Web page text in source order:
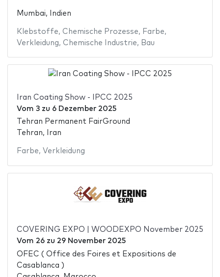
Mumbai, Indien
Klebstoffe, Chemische Prozesse, Farbe,
Verkleidung, Chemische Industrie, Bau
Iran Coating Show - IPCC 2025
Vom 3zu 6 Dezember 2025
Tehran Permanent FairGround
Tehran, Iran
Farbe, Verkleidung
COVERING EXPO | WOODEXPO November 2025
Vom 26zu 29 November 2025
OFEC ( Office des Foires et Expositions de
Casablanca )